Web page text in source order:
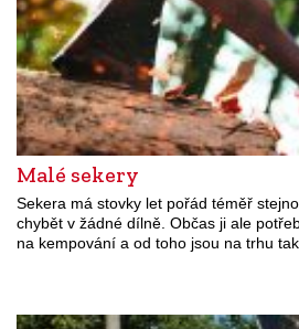
Malé sekery
Sekera má stovky let pořád téměř
chybět v žádné dílně. Občas ji ale
na kempování a od toho jsou na trhu